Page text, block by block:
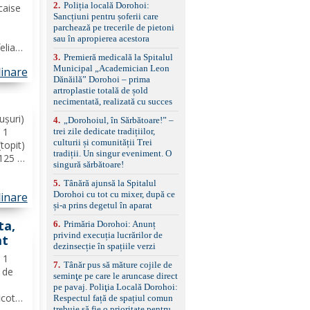
g
reglaj lombar electric
pentru șofer și pasager
Volan multifuncțional
îmbrăcat în piele, cu
treptelor Adaptive cruise
control, asistent
schimbare bandă și
menținere bandă Faruri
bi-xenon adaptive cu
funcție Cornering,
asistent fază lungă
automată , lumini de zi
LED, proiectoare ceață
LED, spălătoare faruri
față/spate, cameră
marșarier Keyless entry
& start, geamuri electrice
electrice, încălzite și
rabatabile Sistem hands-
free, Bluetooth, USB
Sistem start/stop, frână
de parcare electrică,
anvelope vară runflat
Control presiune pneuri,
filtru de particule,
2. Poliția locală Dorohoi:
Sancțiuni pentru șoferii care
parchează pe trecerile de pietoni
sau în apropierea acestora
3. Premieră medicală la Spitalul
Municipal „Academician Leon
Dănăilă” Dorohoi – prima
artroplastie totală de șold
necimentată, realizată cu succes
4.
„Dorohoiul, în Sărbătoare!” –
trei zile dedicate tradițiilor,
culturii și comunității Trei
tradiții. Un singur eveniment. O
singură sărbătoare!
5. Tânără ajunsă la Spitalul
Dorohoi cu tot cu mixer, după ce
și-a prins degetul în aparat
6. Primăria Dorohoi: Anunț
privind execuția lucrărilor de
dezinsecție în spațiile verzi
7. Tânăr pus să măture cojile de
seminţe pe care le aruncase direct
pe pavaj. Poliţia Locală Dorohoi:
Respectul față de spațiul comun